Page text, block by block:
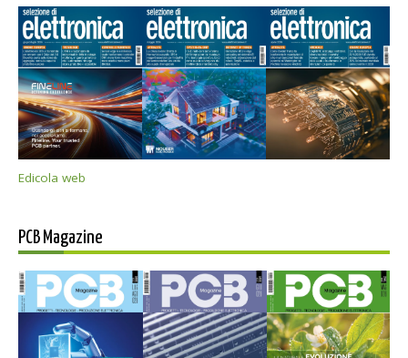
Edicola web
PCB Magazine